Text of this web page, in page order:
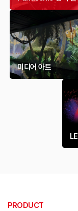
미디어 아트
PRODUCT